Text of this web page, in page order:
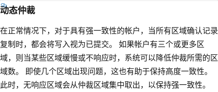
动态仲裁
在正常情况下，对于具有强一致性的帐户，当所有区域确认记录
复制时，都会将写入视为已提交。 如果帐户有三个或更多区
域，则当某些区域缓慢或不响应时，系统可以降低仲裁所需的区
域数。 即使几个区域出现问题，这也有助于保持高度一致性。
此时，无响应区域会从仲裁区域集中取出，以保持强一致性。